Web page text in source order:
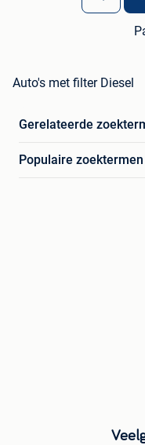
Auto's met filter Diesel
Gerelateerde
Populaire zoektermen